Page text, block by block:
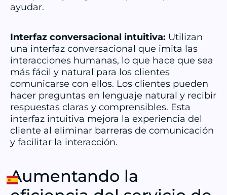
ayudar.
Interfaz conversacional intuitiva: Utilizan
una interfaz conversacional que imita las
interacciones humanas, lo que hace que sea
más fácil y natural para los clientes
comunicarse con ellos. Los clientes pueden
hacer preguntas en lenguaje natural y recibir
respuestas claras y comprensibles. Esta
interfaz intuitiva mejora la experiencia del
cliente al eliminar barreras de comunicación
y facilitar la interacción.
Aumentando la